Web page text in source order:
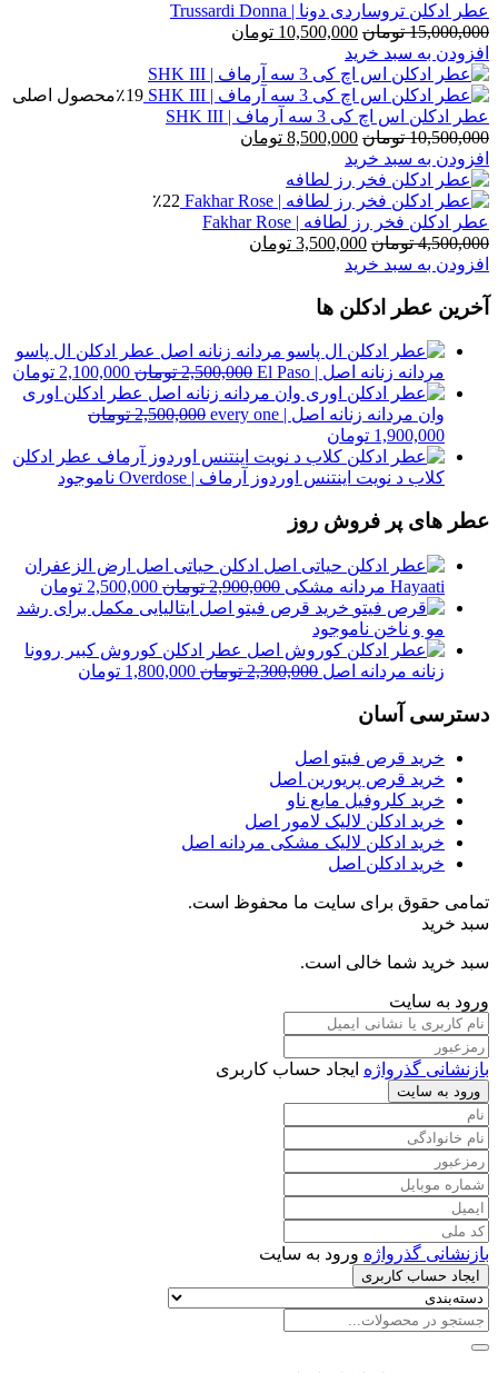
عطر ادکلن تروساردی دونا | Trussardi Donna
15,000,000 تومان قیمت
اصلی
15,000,000 تومان
بود.
10,500,000 تومان
10,500,000 تومان
است.
افزودن به سبد خرید
٪19محصول اصلی
عطر ادکلن اس اچ کی 3 سه آرماف | SHK III
10,500,000 تومان قیمت
اصلی
بود.
8,500,000 تومان
است.
افزودن به سبد خرید
٪22
عطر ادکلن فخر رز لطافه | Fakhar Rose
4,500,000 تومان قیمت
اصلی
بود.
3,500,000 تومان
افزودن به سبد خرید
آخرین عطر ادکلن ها
عطر ادکلن ال پاسو
مردانه زنانه اصل | El Paso
2,500,000 تومان قیمت
اصلی
2,100,000 تومان
عطر ادکلن اوری
وان مردانه زنانه اصل | every one
2,500,000 تومان
قیمت
اصلی
2,500,000 تومان
1,900,000 تومان
فعلی
1,900,000 تومان
عطر ادکلن
کلاب د نویت اینتنس اوردوز آرماف | Overdose
ناموجود
عطر های پر فروش روز
ادکلن حیاتی اصل ارض الزعفران
Hayaati مردانه مشکی
2,900,000 تومان قیمت
اصلی
بود.
2,500,000 تومان
فعلی
است.
خرید قرص فیتو اصل ایتالیایی مکمل برای رشد
مو و ناخن ناموجود
عطر ادکلن کوروش کبیر روونا
زنانه مردانه اصل 2,300,000 تومان قیمت
1,800,000 تومان
دسترسی آسان
خرید قرص فیتو اصل
خرید قرص پریورین اصل
خرید کلروفیل مایع ناو
خرید ادکلن لالیک لامور اصل
خرید ادکلن لالیک مشکی مردانه اصل
خرید ادکلن اصل
تمامی حقوق برای سایت ما محفوظ است.
سبد خرید
سبد خرید شما خالی است.
ورود به سایت
بازنشانی گذرواژه ایجاد حساب کاربری
ورود به سایت
بازنشانی گذرواژه ورود به سایت
ایجاد حساب کاربری